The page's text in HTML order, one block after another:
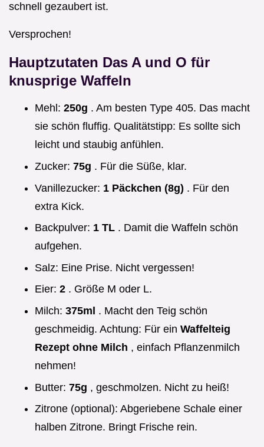
schnell gezaubert ist.
Versprochen!
Hauptzutaten Das A und O für
knusprige Waffeln
Mehl: 250g . Am besten Type 405. Das macht
sie schön fluffig. Qualitätstipp: Es sollte sich
leicht und staubig anfühlen.
Zucker: 75g . Für die Süße, klar.
Vanillezucker: 1 Päckchen (8g) . Für den
extra Kick.
Backpulver: 1 TL . Damit die Waffeln schön
aufgehen.
Salz: Eine Prise. Nicht vergessen!
Eier: 2 . Größe M oder L.
Milch: 375ml . Macht den Teig schön
geschmeidig. Achtung: Für ein Waffelteig
Rezept ohne Milch , einfach Pflanzenmilch
nehmen!
Butter: 75g , geschmolzen. Nicht zu heiß!
Zitrone (optional): Abgeriebene Schale einer
halben Zitrone. Bringt Frische rein.